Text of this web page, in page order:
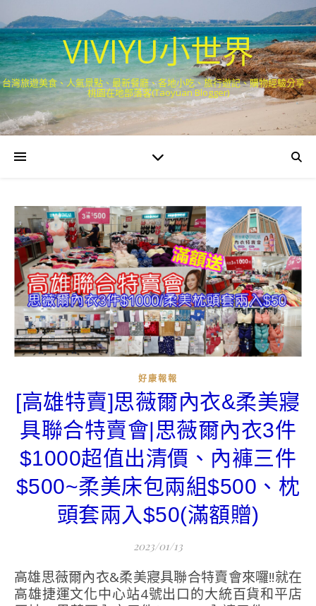
VIVIYU小世界
台灣旅遊美食、人氣景點、最新餐廳、各地小吃、旅行遊記、購物經驗分享．
桃園在地部落客(Taoyuan Blogger)
好康報報
[高雄特賣]思薇爾內衣&柔美寢
具聯合特賣會|思薇爾內衣3件
$1000超值出清價、內褲三件
$500~柔美床包兩組$500、枕
頭套兩入$50(滿額贈)
2023/01/13
高雄思薇爾內衣&柔美寢具聯合特賣會來囉!!就在
高雄捷運文化中心站4號出口的大統百貨和平店